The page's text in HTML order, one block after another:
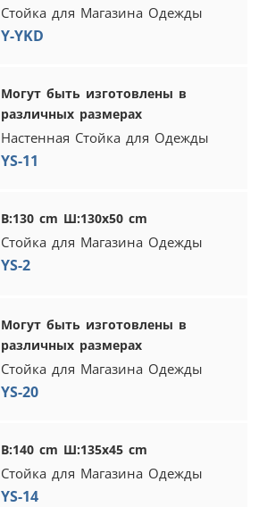
Стойка для Магазина Одежды
Y-YKD
Могут быть изготовлены в
различных размерах
Настенная Стойка для Одежды
YS-11
В:130 cm Ш:130x50 cm
Стойка для Магазина Одежды
YS-2
Могут быть изготовлены в
различных размерах
Стойка для Магазина Одежды
YS-20
В:140 cm Ш:135x45 cm
Стойка для Магазина Одежды
YS-14